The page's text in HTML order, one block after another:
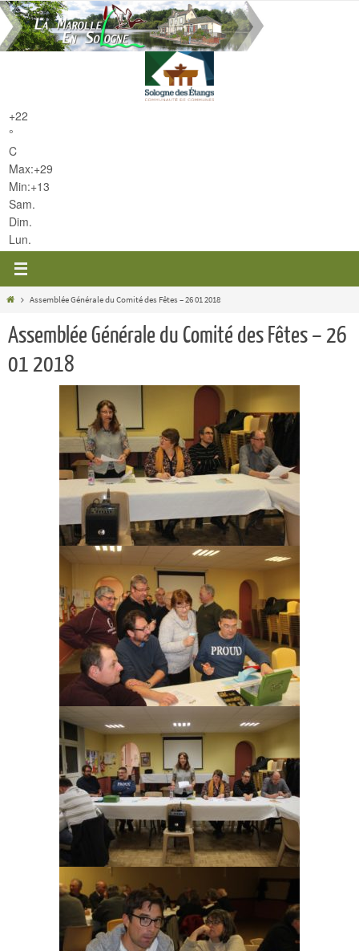
Passer
vers
le
+22
°
C
Max:+29
Min:+13
Sam.
Dim.
Lun.
HomeAssemblée Générale du Comité des Fêtes – 26 01 2018
Assemblée Générale du Comité des Fêtes – 26
01 2018